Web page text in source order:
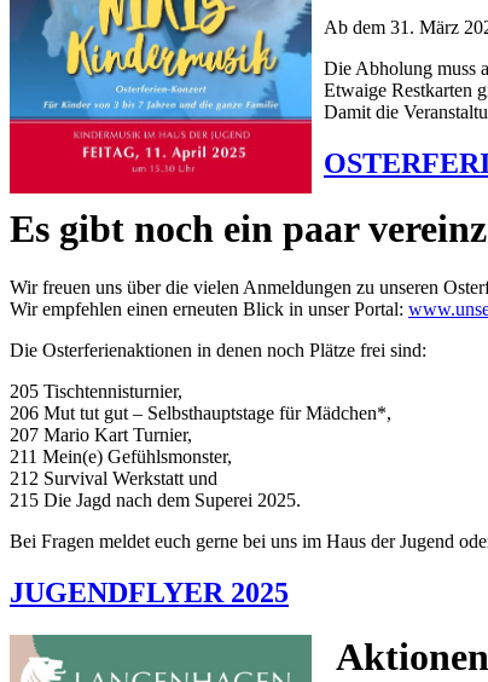
Ab dem 31. März
Die Abholung muss
Etwaige Restkarten
Damit die
Es gibt noch ein paar
Wir freuen uns über die vielen Anmeldungen zu unseren
Wir empfehlen einen erneuten Blick in unser Portal:
Die Osterferienaktionen in denen noch Plätze frei sind:
205 Tischtennisturnier,
206 Mut tut gut – Selbsthauptstage für Mädchen*,
207 Mario Kart Turnier,
211 Mein(e) Gefühlsmonster,
212 Survival Werkstatt und
215 Die Jagd nach dem Superei 2025.
Bei Fragen meldet euch gerne bei uns im Haus der Jugend
JUGENDFLYER 2025